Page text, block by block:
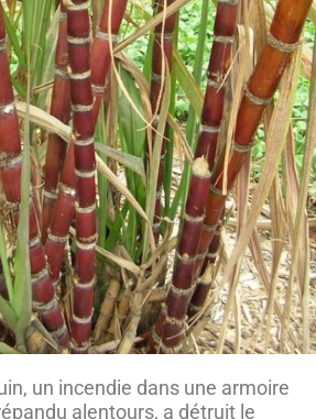
un incendie dans une armoire
alentours, a détruit le